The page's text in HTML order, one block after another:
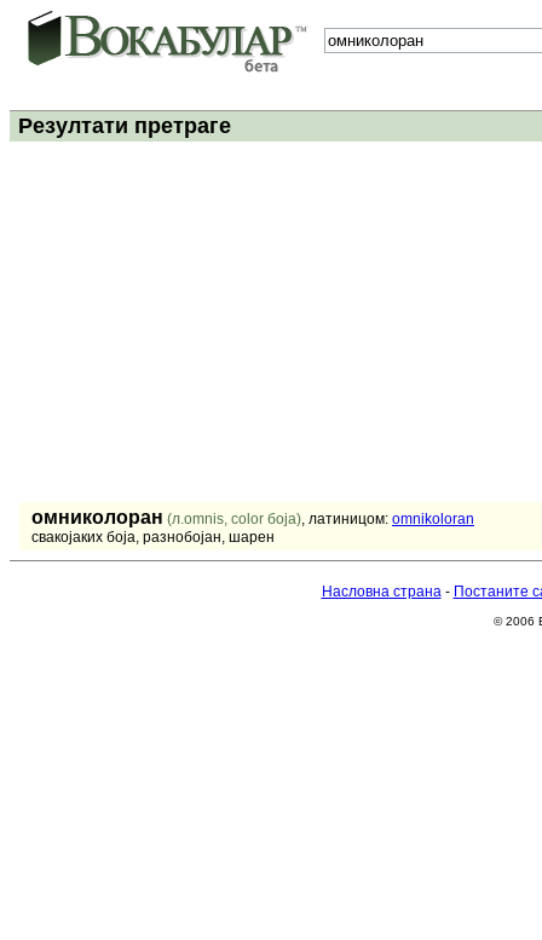
Резултати претраге
омниколоран (л.omnis, color боја), латиницом: omnikoloran
свакојаких боја, разнобојан, шарен
Насловна страна- Постаните
© 2006